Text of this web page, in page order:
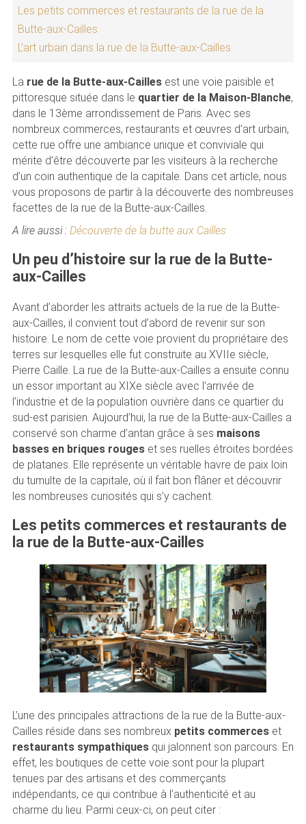
Les petits commerces et restaurants de la rue de la
Butte-aux-Cailles
L’art urbain dans la rue de la Butte-aux-Cailles
La rue de la Butte-aux-Caillesest une voie paisible et
pittoresque située dans le quartier de la Maison-Blanche,
dans le 13ème arrondissement de Paris. Avec ses
nombreux commerces, restaurants et œuvres d’art urbain,
cette rue offre une ambiance unique et conviviale qui
mérite d’être découverte par les visiteurs à la recherche
d’un coin authentique de la capitale. Dans cet article, nous
vous proposons de partir à la découverte des nombreuses
facettes de la rue de la Butte-aux-Cailles.
A lire aussi : Découverte de la butte aux Cailles
Un peu d’histoire sur la rue de la Butte-
aux-Cailles
Avant d’aborder les attraits actuels de la rue de la Butte-
aux-Cailles, il convient tout d’abord de revenir sur son
histoire. Le nom de cette voie provient du propriétaire des
terres sur lesquelles elle fut construite au XVIIe siècle,
Pierre Caille. La rue de la Butte-aux-Cailles a ensuite connu
un essor important au XIXe siècle avec l’arrivée de
l’industrie et de la population ouvrière dans ce quartier du
sud-est parisien. Aujourd’hui, la rue de la Butte-aux-Cailles a
conservé son charme d’antan grâce à ses maisons
basses en briques rougeset ses ruelles étroites bordées
de platanes. Elle représente un véritable havre de paix loin
du tumulte de la capitale, où il fait bon flâner et découvrir
les nombreuses curiosités qui s’y cachent.
Les petits commerces et restaurants de
la rue de la Butte-aux-Cailles
L’une des principales attractions de la rue de la Butte-aux-
Cailles réside dans ses nombreux petits commerceset
restaurants sympathiquesqui jalonnent son parcours. En
effet, les boutiques de cette voie sont pour la plupart
tenues par des artisans et des commerçants
indépendants, ce qui contribue à l’authenticité et au
charme du lieu. Parmi ceux-ci, on peut citer :